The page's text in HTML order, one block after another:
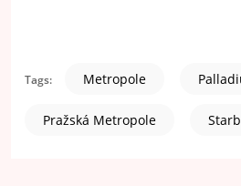
Tags: Metropole
Pražská Metropole